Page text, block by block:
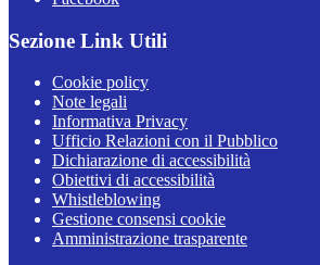
Sezione Link Utili
Cookie policy
Note legali
Informativa Privacy
Ufficio Relazioni con il Pubblico
Dichiarazione di accessibilità
Obiettivi di accessibilità
Whistleblowing
Gestione consensi cookie
Amministrazione trasparente